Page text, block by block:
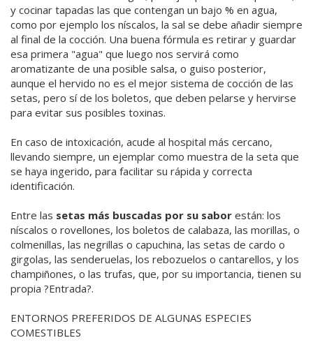
y cocinar tapadas las que contengan un bajo % en agua,
como por ejemplo los níscalos, la sal se debe añadir siempre
al final de la cocción. Una buena fórmula es retirar y guardar
esa primera "agua" que luego nos servirá como
aromatizante de una posible salsa, o guiso posterior,
aunque el hervido no es el mejor sistema de cocción de las
setas, pero sí de los boletos, que deben pelarse y hervirse
para evitar sus posibles toxinas.
En caso de intoxicación, acude al hospital más cercano,
llevando siempre, un ejemplar como muestra de la seta que
se haya ingerido, para facilitar su rápida y correcta
identificación.
Entre las setas más buscadas por su sabor están: los
níscalos o rovellones, los boletos de calabaza, las morillas, o
colmenillas, las negrillas o capuchina, las setas de cardo o
girgolas, las senderuelas, los rebozuelos o cantarellos, y los
champiñones, o las trufas, que, por su importancia, tienen su
propia ?Entrada?.
ENTORNOS PREFERIDOS DE ALGUNAS ESPECIES
COMESTIBLES